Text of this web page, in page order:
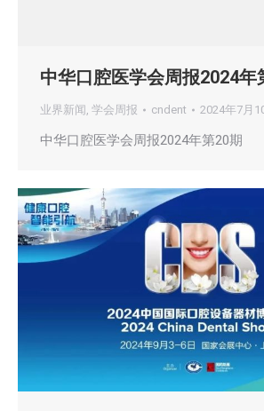
中华口腔医学会周报2024年
业界新闻 , 学会周报 cndent 2024年7月
中华口腔医学会周报2024年第20期